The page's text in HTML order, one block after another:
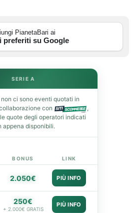
PianetaBari ai
preferiti su Google
SERIE A
ci sono eventi quotati in
con
,
quote degli operatori indicati
appena disponibili.
BONUS LINK
2.050€ PIÙ INFO
250€
+ 2.000€ GRATIS
PIÙ INFO